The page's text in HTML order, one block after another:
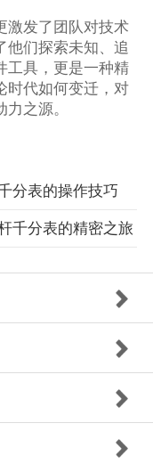
激发了团队对技术
他们探索未知、追
工具，更是一种精
时代如何变迁，对
之源。
分表的操作技巧
千分表的精密之旅